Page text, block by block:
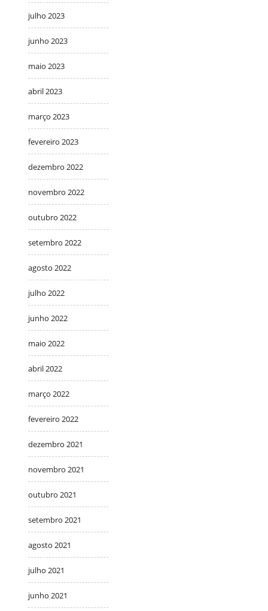
julho 2023
junho 2023
maio 2023
abril 2023
março 2023
fevereiro 2023
dezembro 2022
novembro 2022
outubro 2022
setembro 2022
agosto 2022
julho 2022
junho 2022
maio 2022
abril 2022
março 2022
fevereiro 2022
dezembro 2021
novembro 2021
outubro 2021
setembro 2021
agosto 2021
julho 2021
junho 2021